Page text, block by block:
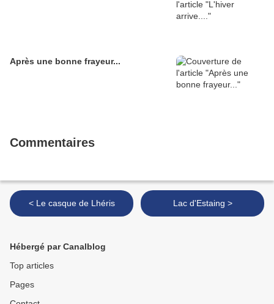
Après une bonne frayeur...
Commentaires
< Le casque de Lhéris Lac d'Estaing >
Hébergé par Canalblog
Top articles
Pages